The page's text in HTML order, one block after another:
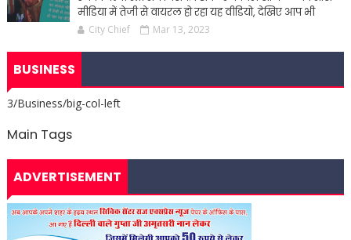
मीडिया में तेजी से वायरल हो रहा यह वीडियो, देखिए आप भी
City Chief Mar 13, 2023
BUSINESS
3/Business/big-col-left
Main Tags
ADVERTISEMENT